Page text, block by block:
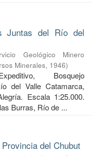
Juntas del Río del
Geológico Minero
Minerales, 1946)
Bosquejo
del Valle Catamarca,
Escala 1:25.000.
Burras, Río de ...
del Chubut